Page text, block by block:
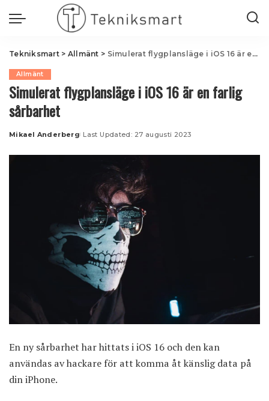
Tekniksmart> Allmänt > Simulerat flygplansläge i iOS 16 är en farlig sårbarhet
Allmänt
Simulerat flygplansläge i iOS 16 är en farlig
sårbarhet
Posted
Mikael Anderberg Last Updated: 27 augusti 2023
En ny sårbarhet har hittats i iOS 16 och den kan
användas av hackare för att komma åt känslig data på
din iPhone.